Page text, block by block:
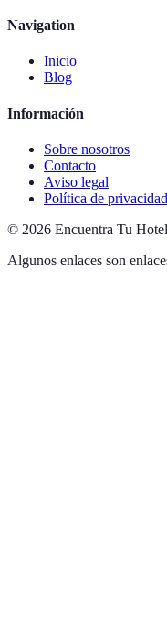
Navigation
Inicio
Blog
Información
Sobre nosotros
Contacto
Aviso legal
Política de privacidad
© 2026 Encuentra Tu Hotel
Algunos enlaces son